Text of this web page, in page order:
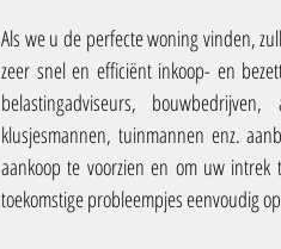
Als we u de perfecte woning vinden,
zeer snel en efficiënt inkoop- en
belastingadviseurs,
klusjesmannen, tuinmannen enz.
aankoop te voorzien en om uw
toekomstige probleempjes eenvoudig